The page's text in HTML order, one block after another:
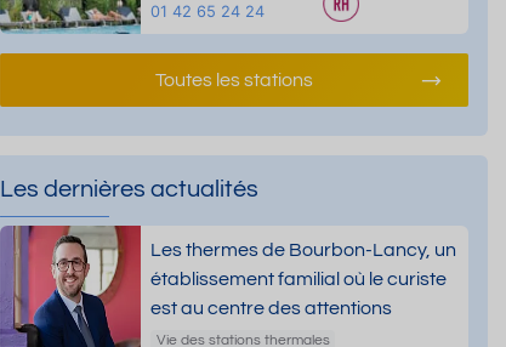
01 42 65 24 24
Toutes les stations
Les dernières actualités
Les thermes de Bourbon-Lancy, un
établissement familial où le curiste
est au centre des attentions
Vie des stations thermales